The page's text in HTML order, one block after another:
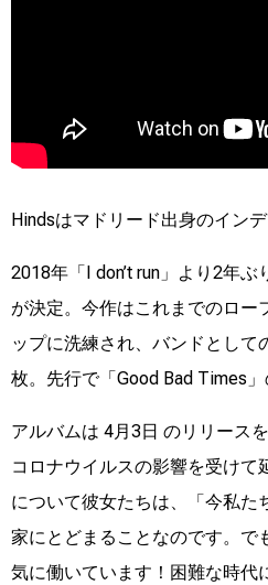
Hindsはマドリード出身のイン
2018年「I don’t run」より2年
が決定。今作はこれまでのロー
ップに洗練され、バンドとして
枚。先行で「Good Bad Times」
アルバムは 4月3日 のリリース
コロナウイルスの影響を受けて
について彼女たちは、「今私た
家にとどまることなのです。で
気に働いています！困難な時代